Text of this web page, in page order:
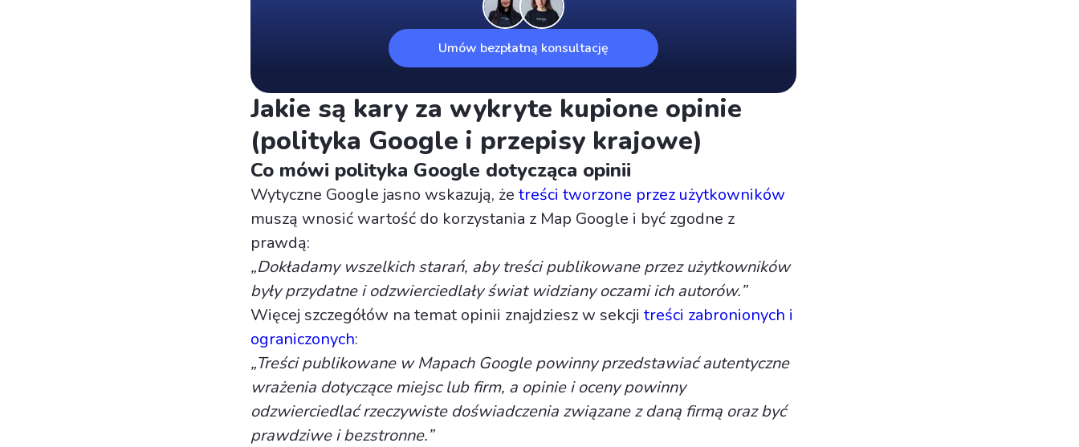
Umów bezpłatną konsultację
Jakie są kary za wykryte kupione opinie
(polityka Google i przepisy krajowe)
Co mówi polityka Google dotycząca opinii
Wytyczne Google jasno wskazują, że treści tworzone przez użytkowników
muszą wnosić wartość do korzystania z Map Google i być zgodne z
prawdą:
„Dokładamy wszelkich starań, aby treści publikowane przez użytkowników
były przydatne i odzwierciedlały świat widziany oczami ich autorów.”
Więcej szczegółów na temat opinii znajdziesz w sekcji treści zabronionych i
ograniczonych:
„Treści publikowane w Mapach Google powinny przedstawiać autentyczne
wrażenia dotyczące miejsc lub firm, a opinie i oceny powinny
odzwierciedlać rzeczywiste doświadczenia związane z daną firmą oraz być
prawdziwe i bezstronne.”